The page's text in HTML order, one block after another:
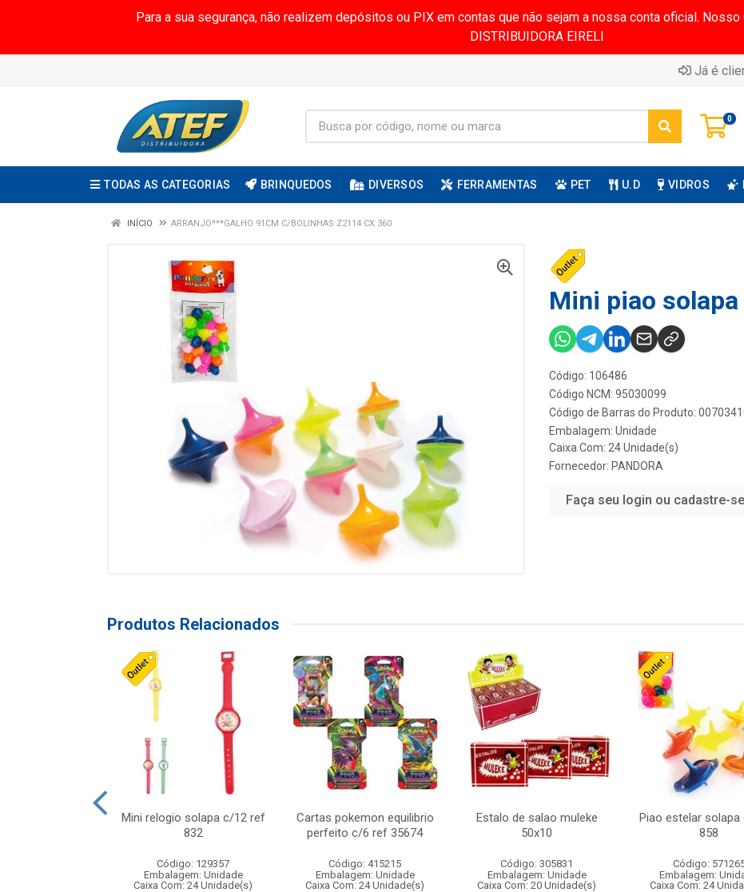
Para a sua segurança, não realizem depósitos ou PIX em contas que não sejam a nossa conta oficial.
DISTRIBUIDORA EIRELI
Já é
0
TODAS AS CATEGORIAS BRINQUEDOS DIVERSOS FERRAMENTAS PET U.D VIDROS
INÍCIO ARRANJO***GALHO 91CM C/BOLINHAS Z2114 CX:360
Mini piao
Código: 106486
Código NCM: 95030099
Código de Barras do Produto:
Embalagem: Unidade
Caixa Com: 24 Unidade(s)
Fornecedor: PANDORA
Faça seu login ou cadastre-
Produtos Relacionados
Mini relogio solapa c/12 ref
832
Código: 129357
Embalagem: Unidade
Caixa Com: 24 Unidade(s)
Cartas pokemon equilibrio
perfeito c/6 ref 35674
Código: 415215
Embalagem: Unidade
Caixa Com: 24 Unidade(s)
Estalo de salao muleke
50x10
Código: 305831
Embalagem: Unidade
Caixa Com: 20 Unidade(s)
Piao estelar
858
Código:
Embalagem:
Caixa Com: 24